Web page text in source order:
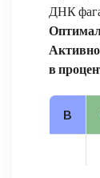
ДНК
в
B